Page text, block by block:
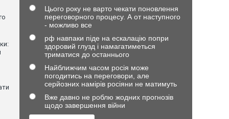
Цього року не варто чекати поновлення
переговорного процесу. А от наступного
- можливо все
рф навпаки піде на ескалацію попри
здоровий глузд і намагатиметься
триматися до останнього
Найближчим часом росія може
погодитись на переговори, але
серйозних намірів росіяни не матимуть
Вже давно не роблю жодних прогнозів
щодо завершення війни